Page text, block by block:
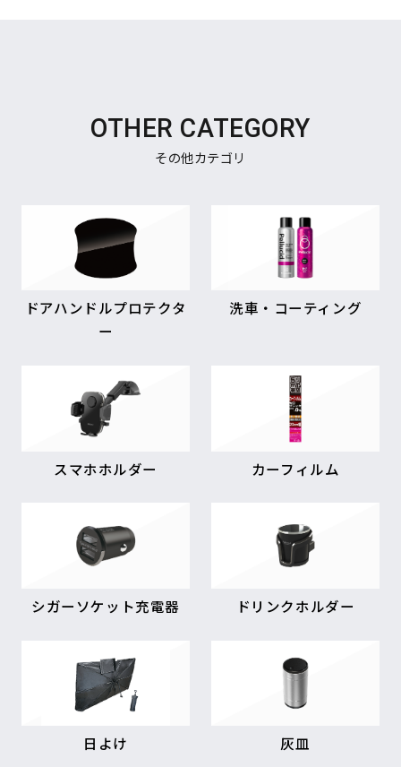
OTHER CATEGORY
その他カテゴリ
ドアハンドルプロテクタ
ー
洗車・コーティング
スマホホルダー カーフィルム
シガーソケット充電器 ドリンクホルダー
日よけ 灰皿